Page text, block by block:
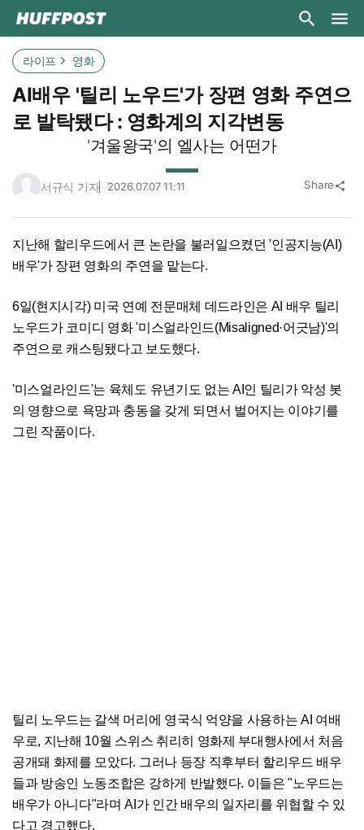
라이프 영화
AI배우 '틸리 노우드'가 장편 영화 주연으
로 발탁됐다 : 영화계의 지각변동
'겨울왕국'의 엘사는 어떤가
서규식 기자 2026.07.07 11:11 Share share
지난해 할리우드에서 큰 논란을 불러일으켰던 '인공지능(AI)
배우'가 장편 영화의 주연을 맡는다.
6일(현지시각) 미국 연예 전문매체 데드라인은 AI 배우 틸리
노우드가 코미디 영화 '미스얼라인드(Misaligned·어긋남)'​의
주연으로 캐스팅됐다고 보도했다.
'미스얼라인드'는 육체도 유년기도 없는 AI인 틸리가 악성 봇
의 영향으로 욕망과 충동을 갖게 되면서 벌어지는 이야기를
그린 작품이다.
틸리 노우드는 갈색 머리에 영국식 억양을 사용하는 AI 여배
우로, 지난해 10월 스위스 취리히 영화제 부대행사에서 처음
공개돼 화제를 모았다. 그러나 등장 직후부터 할리우드 배우
들과 방송인 노동조합은 강하게 반발했다. 이들은 "노우드는
배우가 아니다"라며 AI가 인간 배우의 일자리를 위협할 수 있
다고 경고했다.